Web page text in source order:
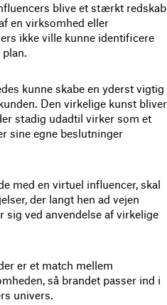
blive et stærkt redskab
en virksomhed eller
ikke ville kunne identificere
kunne skabe en yderst vigtig
Den virkelige kunst bliver
stadig udadtil virker som et
sine egne beslutninger
med en virtuel influencer, skal
der langt hen ad vejen
sig ved anvendelse af virkelige
er et match mellem
så brandet passer ind i
univers.